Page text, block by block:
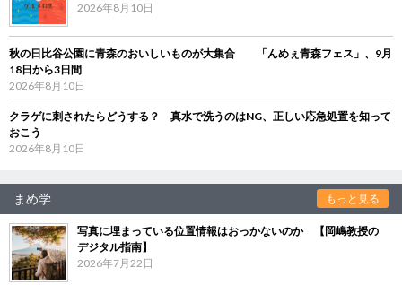
2026年8月10日
秋の日比谷公園に青森のおいしいものが大集合 「んめぇ青森フェス」、9月
18日から3日間
2026年8月10日
クラゲに刺されたらどうする？ 真水で洗うのはNG、正しい応急処置を知って
おこう
2026年8月10日
まめ学 もっと見る
写真に埋まっている位置情報はおっかないのか 【岡嶋教授の
デジタル指南】
2026年7月22日